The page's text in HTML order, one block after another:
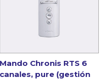
Mando Chronis RTS 6
canales, pure (gestión